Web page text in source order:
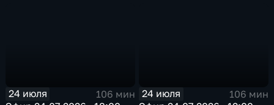
24 июля
106 мин
24 июля
106 мин